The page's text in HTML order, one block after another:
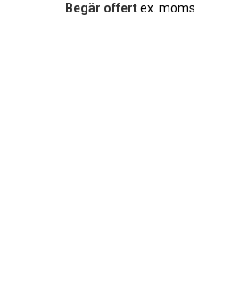
Begär offertex. moms